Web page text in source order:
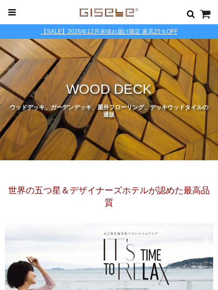
【SALE】2026年12月末頃お届け限定 家具25％OFF
WOOD DECK
ウッドデッキ、ガーデンデッキ、屋外フローリング、デッキウッドタイルの
通販
世界の五つ星＆デザイナーズホテルが認めた最高品
質